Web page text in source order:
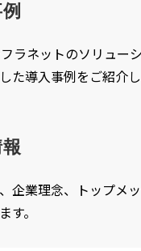
ラネットのソリュー
た導入事例をご紹介し
企業理念、トップメ
す。